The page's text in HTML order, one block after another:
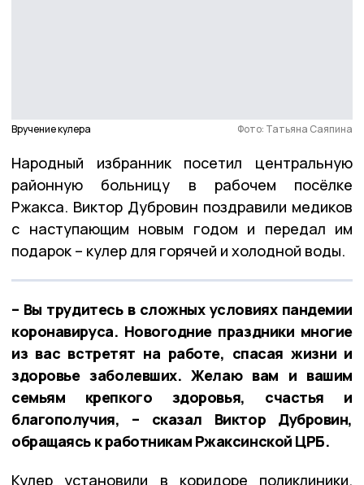
Вручение кулера Фото: Татьяна Саяпина
Народный избранник посетил центральную
районную больницу в рабочем посёлке
Ржакса. Виктор Дубровин поздравили медиков
с наступающим новым годом и передал им
подарок – кулер для горячей и холодной воды.
– Вы трудитесь в сложных условиях пандемии
коронавируса. Новогодние праздники многие
из вас встретят на работе, спасая жизни и
здоровье заболевших. Желаю вам и вашим
семьям крепкого здоровья, счастья и
благополучия, – сказал Виктор Дубровин,
обращаясь к работникам Ржаксинской ЦРБ.
Кулер установили в коридоре поликлиники.